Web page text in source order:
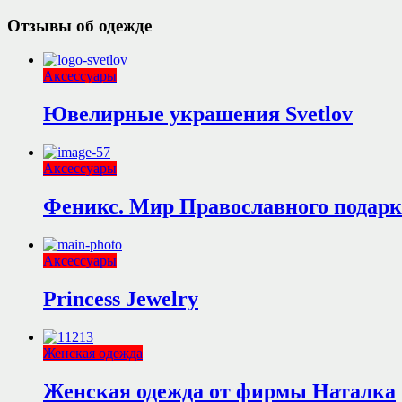
Отзывы об одежде
Аксессуары
Ювелирные украшения Svetlov
Аксессуары
Феникс. Мир Православного
Аксессуары
Princess Jewelry
Женская одежда
Женская одежда от фирмы Наталка